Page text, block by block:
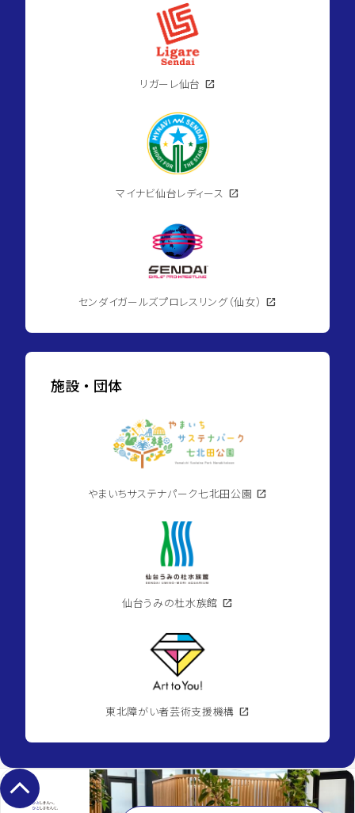
リガーレ仙台 open_in_new
マイナビ仙台レディース open_in_new
センダイガールズプロレスリング（仙女） open_in_new
施設・団体
やまいちサステナパーク七北田公園 open_in_new
仙台うみの杜水族館 open_in_new
東北障がい者芸術支援機構 open_in_new
keyboard_arrow_up